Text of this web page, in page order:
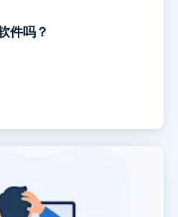
件吗？